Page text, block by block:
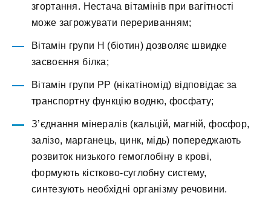
згортання. Нестача вітамінів при вагітності
може загрожувати перериванням;
Вітамін групи Н (біотин) дозволяє швидке
засвоєння білка;
Вітамін групи РР (нікатіномід) відповідає за
транспортну функцію водню, фосфату;
З’єднання мінералів (кальцій, магній, фосфор,
залізо, марганець, цинк, мідь) попереджають
розвиток низького гемоглобіну в крові,
формують кістково-суглобну систему,
синтезують необхідні організму речовини.